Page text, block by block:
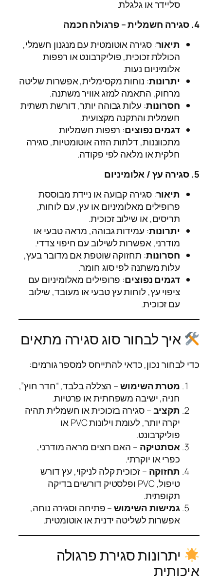
סליידר או גלגלת.
4. סגירה חשמלית – פרגולה חכמה
תיאור: סגירה אוטומטית עם מנגנון חשמלי,
הכוללת זכוכית, פוליקרבונט או רפפות
אלומיניום נעות.
יתרונות: נוחות מקסימלית, אפשרות שליטה
מרחוק, התאמה למזג אוויר משתנה.
חסרונות: עלות גבוהה יותר, דורשת תשתית
חשמלית והתקנה מקצועית.
דגמים נפוצים: רפפות חשמליות
מתכווננות, דלתות הזזה אוטומטיות, סגירה
חלקית או מלאה לפי פקודה.
5. סגירה עץ / אלומיניום
תיאור: סגירה קבועה או ניידת מבוססת
פרופילים מאלומיניום או עץ, עם לוחות,
תריסים, או שילוב זכוכית.
יתרונות: עמידות גבוהה, מראה טבעי או
מודרני, אפשרות לשילוב עם חיפוי צדדי.
חסרונות: תחזוקה שוטפת אם מדובר בעץ,
עלות משתנה לפי סוג חומר.
דגמים נפוצים: פרופילים מאלומיניום עם
ציפוי עץ, לוחות עץ טבעי או מעובד, שילוב
עם זכוכית.
איך לבחור סוג סגירה מתאים
כדי לבחור נכון, כדאי להתייחס למספר גורמים:
מטרת השימוש– הצללה בלבד, “חדר חוץ”,
חניה, ישיבה משפחתית או פרטיות.
תקציב– סגירה בזכוכית או חשמלית תהיה
יקרה יותר, לעומת וילונות PVC או
פוליקרבונט.
אסתטיקה – האם רוצים מראה מודרני,
כפרי או יוקרתי.
תחזוקה – זכוכית קלה לניקוי, עץ דורש
טיפול, PVC ופלסטיק דורשים בדיקה
תקופתית.
גמישות השימוש– פתיחה וסגירה נוחה,
אפשרות לשליטה ידנית או אוטומטית.
יתרונות סגירת פרגולה
איכותית